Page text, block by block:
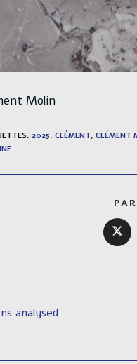
Molin
: 2025, CLÉMENT, CLÉMENT
dans
analysed